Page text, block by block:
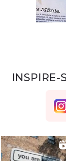
INSPIRE-